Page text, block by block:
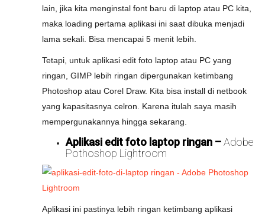
lain, jika kita menginstal font baru di laptop atau PC kita,
maka loading pertama aplikasi ini saat dibuka menjadi
lama sekali. Bisa mencapai 5 menit lebih.
Tetapi, untuk aplikasi edit foto laptop atau PC yang
ringan, GIMP lebih ringan dipergunakan ketimbang
Photoshop atau Corel Draw. Kita bisa install di netbook
yang kapasitasnya celron. Karena itulah saya masih
mempergunakannya hingga sekarang.
Aplikasi edit foto laptop ringan –Adobe
Pothoshop Lightroom
Aplikasi ini pastinya lebih ringan ketimbang aplikasi